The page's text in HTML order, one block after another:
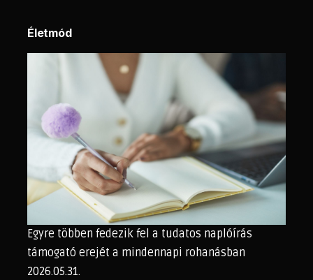
Életmód
Egyre többen fedezik fel a tudatos naplóírás
támogató erejét a mindennapi rohanásban
2026.05.31.